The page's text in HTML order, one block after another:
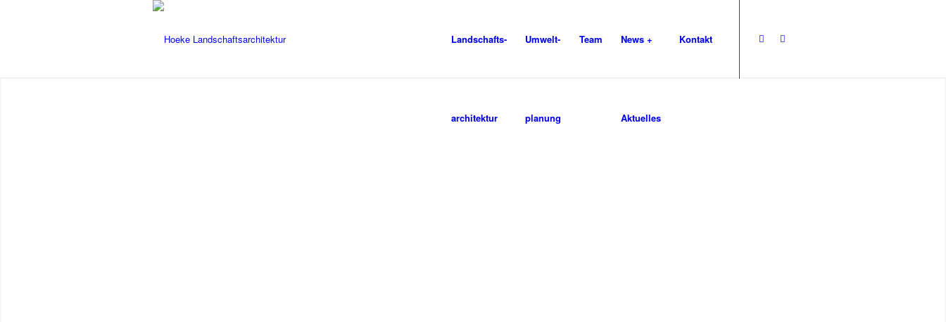
Landschafts-
architektur
Umwelt-
planung
Team News +
Aktuelles
Kontakt